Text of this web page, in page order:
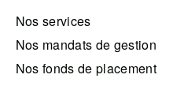
Nos services
Nos mandats de gestion
Nos fonds de placement